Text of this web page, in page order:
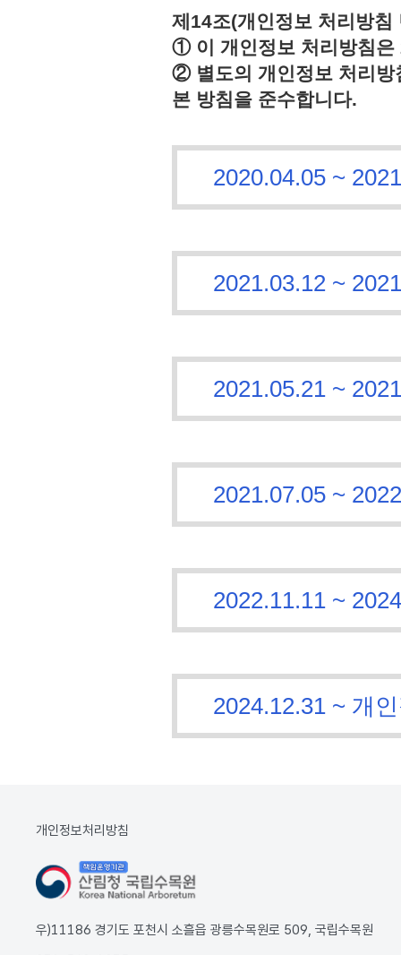
제14조(개인정보 처리방침
① 이 개인정보 처리방침은
② 별도의 개인정보 처리방
본 방침을 준수합니다.
2020.04.05 ~
2021.03.12 ~
2021.05.21 ~
2021.07.05 ~
2022.11.11 ~
2024.12.31 ~ 개
개인정보처리방침
우)11186 경기도 포천시 소흘읍 광릉수목원로 509, 국립수목원